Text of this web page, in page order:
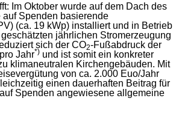
Im Oktober wurde auf dem Dach des
Spenden basierende
(ca. 19 kWp) installiert und in Betrieb
jährlichen Stromerzeugung
sich der CO2-Fußabdruck der
Jahr*) und ist somit ein konkreter
klimaneutralen Kirchengebäuden. Mit
von ca. 2.000 Euo/Jahr
einen dauerhaften Beitrag für
Spenden angewiesene allgemeine